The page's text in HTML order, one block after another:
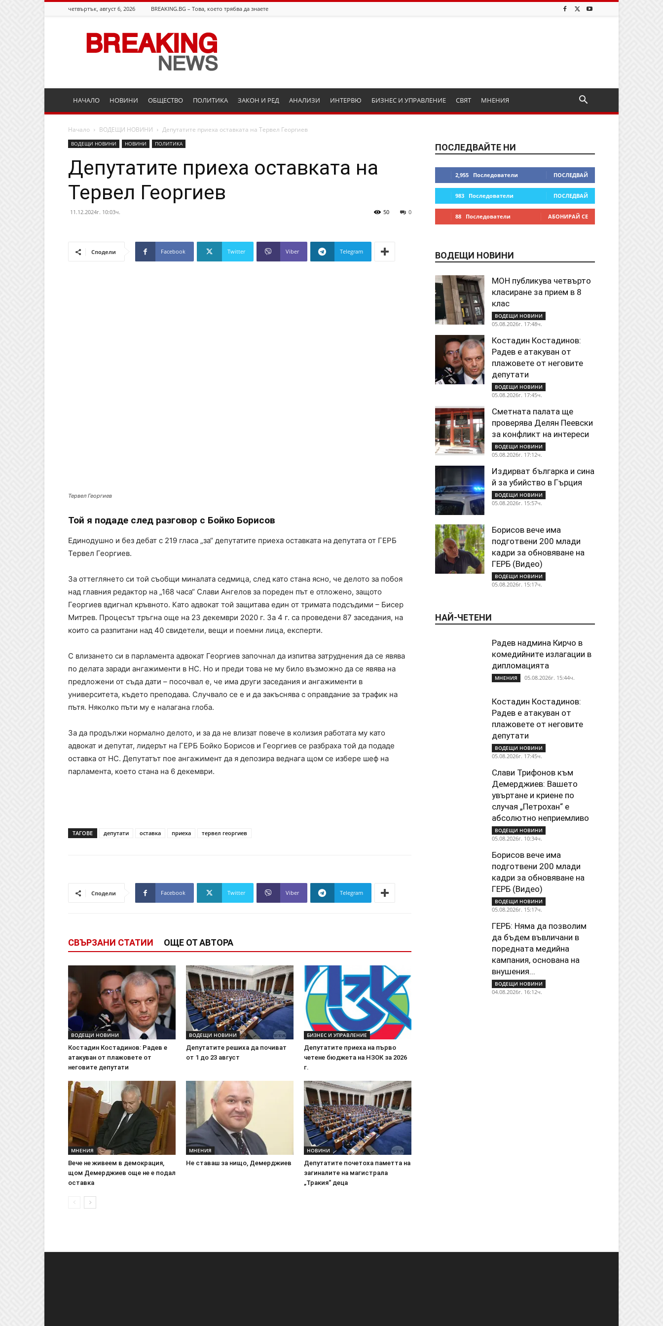
четвъртък, август 6, 2026 BREAKING.BG – Това, което трябва да знаете
Breaking.bg
НАЧАЛО НОВИНИ ОБЩЕСТВО ПОЛИТИКА ЗАКОН И РЕД АНАЛИЗИ ИНТЕРВЮ БИЗНЕС И УПРАВЛЕНИЕ СВЯТ МНЕНИЯ
Начало ВОДЕЩИ НОВИНИ Депутатите приеха оставката на Тервел Георгиев
ВОДЕЩИ НОВИНИ НОВИНИ ПОЛИТИКА
Депутатите приеха оставката на
Тервел Георгиев
11.12.2024г. 10:03ч. 0
50
Сподели Facebook Twitter Viber Telegram
Тервел Георгиев
Той я подаде след разговор с Бойко Борисов
Единодушно и без дебат с 219 гласа „за“ депутатите приеха оставката на депутата от ГЕРБ
Тервел Георгиев.
За оттеглянето си той съобщи миналата седмица, след като стана ясно, че делото за побоя
над главния редактор на „168 часа“ Слави Ангелов за пореден път е отложено, защото
Георгиев вдигнал кръвното. Като адвокат той защитава един от тримата подсъдими – Бисер
Митрев. Процесът тръгна още на 23 декември 2020 г. За 4 г. са проведени 87 заседания, на
които са разпитани над 40 свидетели, вещи и поемни лица, експерти.
С влизането си в парламента адвокат Георгиев започнал да изпитва затруднения да се явява
по делата заради ангажименти в НС. Но и преди това не му било възможно да се явява на
предложени от съда дати – посочвал е, че има други заседания и ангажименти в
университета, където преподава. Случвало се е и да закъснява с оправдание за трафик на
пътя. Няколко пъти му е налагана глоба.
За да продължи нормално делото, и за да не влизат повече в колизия работата му като
адвокат и депутат, лидерът на ГЕРБ Бойко Борисов и Георгиев се разбраха той да подаде
оставка от НС. Депутатът пое ангажимент да я депозира веднага щом се избере шеф на
парламента, което стана на 6 декември.
ТАГОВЕ депутати оставка приеха тервел георгиев
Сподели Facebook Twitter Viber Telegram
СВЪРЗАНИ СТАТИИ ОЩЕ ОТ АВТОРА
ВОДЕЩИ НОВИНИ
Костадин Костадинов: Радев е
атакуван от плажoвете от
неговите депутати
ВОДЕЩИ НОВИНИ
Депутатите решиха да почиват
от 1 до 23 август
БИЗНЕС И УПРАВЛЕНИЕ
Депутатите приеха на първо
четене бюджета на НЗОК за 2026
г.
МНЕНИЯ
Вече не живеем в демокрация,
щом Демерджиев още не е подал
оставка
МНЕНИЯ
Не ставаш за нищо, Демерджиев
НОВИНИ
Депутатите почетоха паметта на
загиналите на магистрала
„Тракия“ деца
ПОСЛЕДВАЙТЕ НИ
2,955 Последователи ПОСЛЕДВАЙ
983 Последователи ПОСЛЕДВАЙ
88 Последователи АБОНИРАЙ СЕ
ВОДЕЩИ НОВИНИ
МОН публикува четвърто
класиране за прием в 8
клас
ВОДЕЩИ НОВИНИ
05.08.2026г. 17:48ч.
Костадин Костадинов:
Радев е атакуван от
плажoвете от неговите
депутати
ВОДЕЩИ НОВИНИ
05.08.2026г. 17:45ч.
Сметната палата ще
проверява Делян Пеевски
за конфликт на интереси
ВОДЕЩИ НОВИНИ
05.08.2026г. 17:12ч.
Издирват българка и сина
й за убийство в Гърция
ВОДЕЩИ НОВИНИ
05.08.2026г. 15:57ч.
Борисов вече има
подготвени 200 млади
кадри за обновяване на
ГЕРБ (Видео)
ВОДЕЩИ НОВИНИ
05.08.2026г. 15:17ч.
НАЙ-ЧЕТЕНИ
Радев надмина Кирчо в
комедийните излагации в
дипломацията
МНЕНИЯ 05.08.2026г. 15:44ч.
Костадин Костадинов:
Радев е атакуван от
плажoвете от неговите
депутати
ВОДЕЩИ НОВИНИ
05.08.2026г. 17:45ч.
Слави Трифонов към
Демерджиев: Вашето
увъртане и криене по
случая „Петрохан“ е
абсолютно неприемливо
ВОДЕЩИ НОВИНИ
05.08.2026г. 10:34ч.
Борисов вече има
подготвени 200 млади
кадри за обновяване на
ГЕРБ (Видео)
ВОДЕЩИ НОВИНИ
05.08.2026г. 15:17ч.
ГЕРБ: Няма да позволим
да бъдем въвличани в
поредната медийна
кампания, основана на
внушения...
ВОДЕЩИ НОВИНИ
04.08.2026г. 16:12ч.